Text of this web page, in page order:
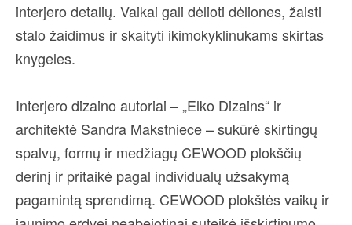
interjero detalių. Vaikai gali dėlioti dėliones, žaisti
stalo žaidimus ir skaityti ikimokyklinukams skirtas
knygeles.
Interjero dizaino autoriai – „Elko Dizains“ ir
architektė Sandra Makstniece – sukūrė skirtingų
spalvų, formų ir medžiagų CEWOOD plokščių
derinį ir pritaikė pagal individualų užsakymą
pagamintą sprendimą. CEWOOD plokštės vaikų ir